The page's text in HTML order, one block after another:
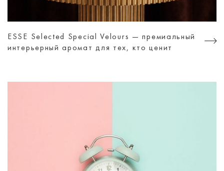
ESSE Selected Special Velours — премиальный
интерьерный аромат для тех, кто ценит